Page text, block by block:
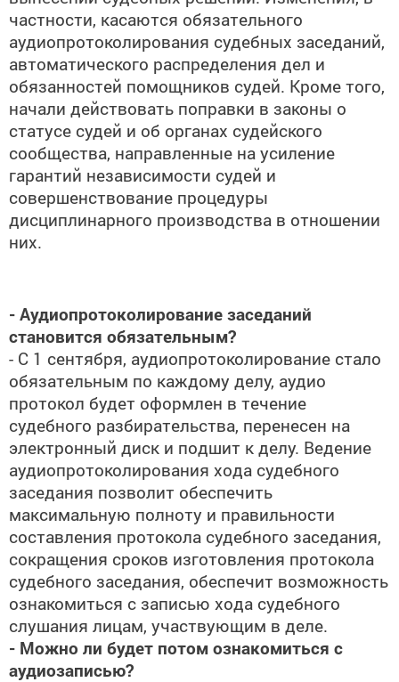
частности, касаются обязательного
аудиопротоколирования судебных заседаний,
автоматического распределения дел и
обязанностей помощников судей. Кроме того,
начали действовать поправки в законы о
статусе судей и об органах судейского
сообщества, направленные на усиление
гарантий независимости судей и
совершенствование процедуры
дисциплинарного производства в отношении
них.
- Аудиопротоколирование заседаний
становится обязательным?
- С 1 сентября, аудиопротоколирование стало
обязательным по каждому делу, аудио
протокол будет оформлен в течение
судебного разбирательства, перенесен на
электронный диск и подшит к делу. Ведение
аудиопротоколирования хода судебного
заседания позволит обеспечить
максимальную полноту и правильности
составления протокола судебного заседания,
сокращения сроков изготовления протокола
судебного заседания, обеспечит возможность
ознакомиться с записью хода судебного
слушания лицам, участвующим в деле.
- Можно ли будет потом ознакомиться с
аудиозаписью?